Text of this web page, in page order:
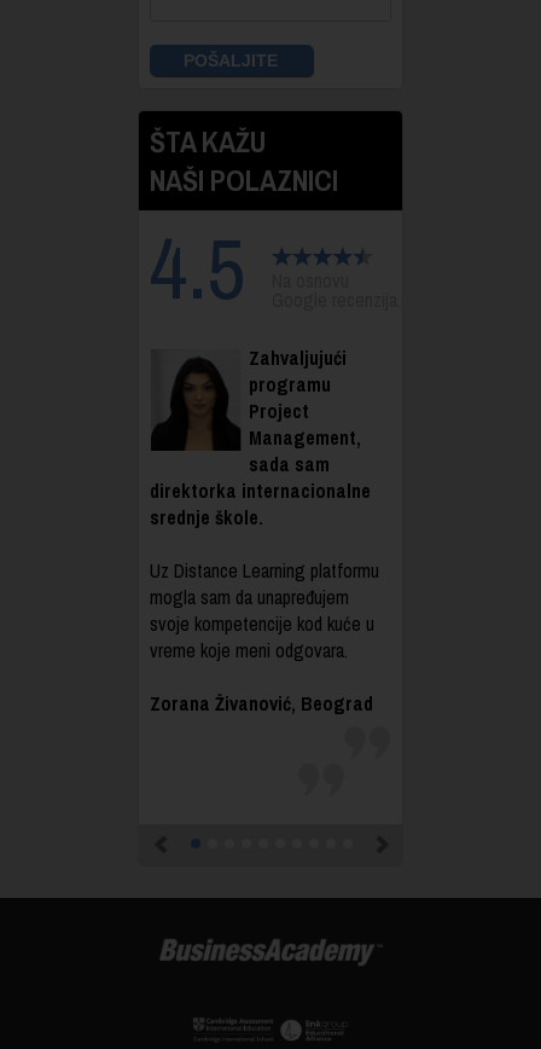
ŠTA KAŽU
NAŠI POLAZNICI
4.5
Zahvaljujući
programu
Project
Management,
sada sam
direktorka internacionalne
srednje škole.
Uz Distance Learning platformu
mogla sam da unapređujem
svoje kompetencije kod kuće u
vreme koje meni odgovara.
Zorana Živanović, Beograd